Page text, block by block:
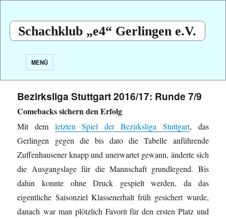
Schachklub „e4“ Gerlingen e.V.
MENÜ
Bezirksliga Stuttgart 2016/17: Runde 7/9
Comebacks sichern den Erfolg
Mit dem letzten Spiel der Bezirksliga Stuttgart, das
Gerlingen gegen die bis dato die Tabelle anführende
Zuffenhausener knapp und unerwartet gewann, änderte sich
die Ausgangslage für die Mannschaft grundlegend. Bis
dahin konnte ohne Druck gespielt werden, da das
eigentliche Saisonziel Klassenerhalt früh gesichert wurde,
danach war man plötzlich Favorit für den ersten Platz und